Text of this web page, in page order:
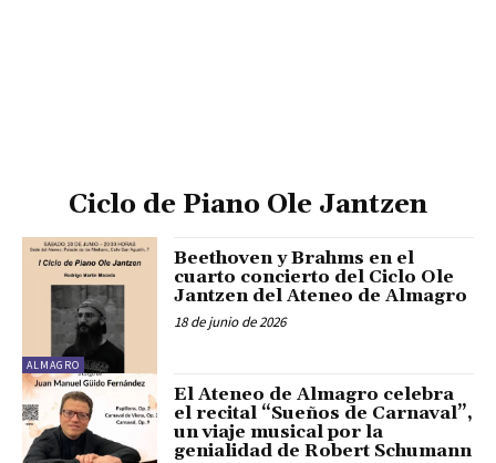
Ciclo de Piano Ole Jantzen
ALMAGRO
Beethoven y Brahms en el
cuarto concierto del Ciclo Ole
Jantzen del Ateneo de Almagro
18 de junio de 2026
El Ateneo de Almagro celebra
el recital “Sueños de Carnaval”,
un viaje musical por la
genialidad de Robert Schumann